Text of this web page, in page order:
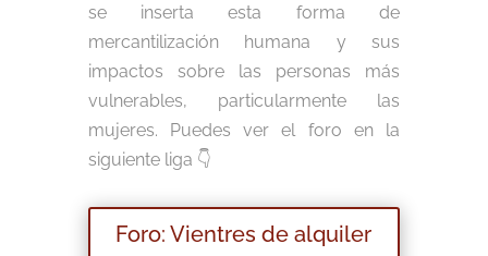
se inserta esta forma de
mercantilización humana y sus
impactos sobre las personas más
vulnerables, particularmente las
mujeres. Puedes ver el foro en la
siguiente liga 👇
Foro: Vientres de alquiler